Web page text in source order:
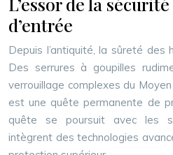
d’entrée
Depuis l’antiquité, la sûreté
Des serrures à goupilles
verrouillage complexes du
est une quête permanente de
quête se poursuit avec les
intègrent des technologies